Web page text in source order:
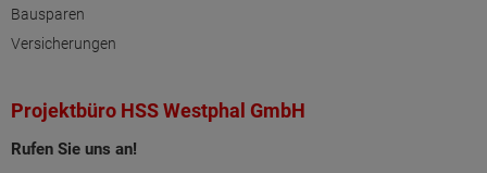
Bausparen
Versicherungen
Projektbüro HSS Westphal GmbH
Rufen Sie uns an!